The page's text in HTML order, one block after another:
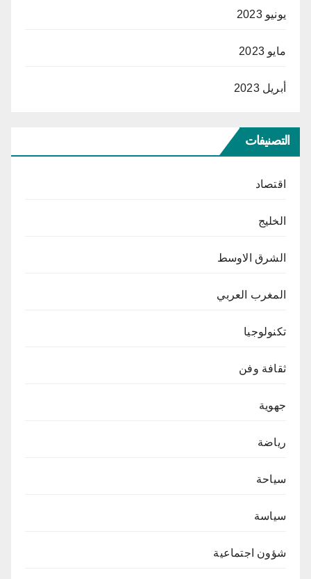
يونيو 2023
مايو 2023
أبريل 2023
التصنيفات
اقتصاد
الخليج
الشرق الاوسط
المغرب العربي
تكنولوجيا
ثقافة وفن
جهوية
رياضة
سياحة
سياسة
شؤون اجتماعية